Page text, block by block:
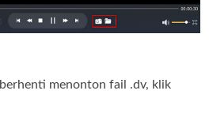
menonton fail .dv, klik